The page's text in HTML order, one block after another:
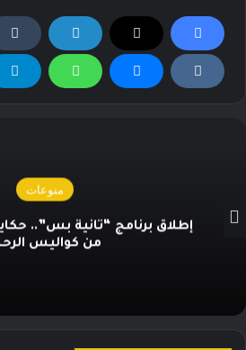
نخبة من قادة صناعة كرة القدم